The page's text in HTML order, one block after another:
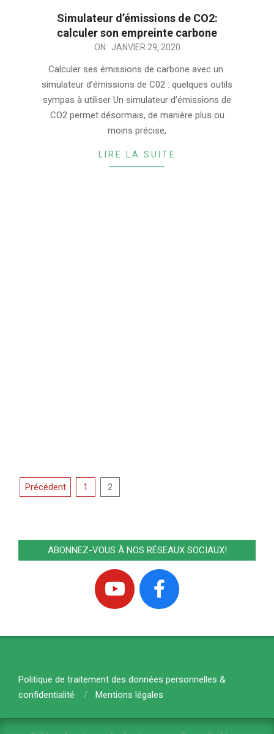
Simulateur d’émissions de CO2:
calculer son empreinte carbone
ON: JANVIER 29, 2020
Calculer ses émissions de carbone avec un
simulateur d’émissions de C02 : quelques outils
sympas à utiliser Un simulateur d’émissions de
CO2 permet désormais, de manière plus ou
moins précise,
LIRE LA SUITE
Pagination
Précédent 1 2
ABONNEZ-VOUS À NOS RÉSEAUX SOCIAUX!
Politique de traitement des données personnelles &
confidentialité
Mentions légales